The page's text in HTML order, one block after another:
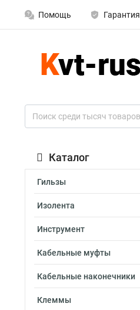
Помощь Гарантия
Каталог
Гильзы
Изолента
Инструмент
Кабельные муфты
Кабельные наконечники
Клеммы